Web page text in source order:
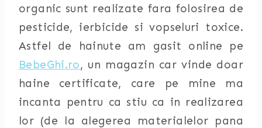
organic sunt realizate fara folosirea de
pesticide, ierbicide si vopseluri toxice.
Astfel de hainute am gasit online pe
BebeGhi.ro, un magazin car vinde doar
haine certificate, care pe mine ma
incanta pentru ca stiu ca in realizarea
lor (de la alegerea materialelor pana